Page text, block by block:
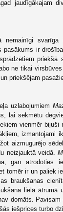
jaudīgākajam
nemainīgi
pasākums ir
priekšā
ne tikai
priekšējam
uzlabojumiem
lai sekmētu
vienmēr
izmantojami
aizmugurējo
neizjauktā veidā.
gan atrodoties
tomēr ir un paliek
braukšanas
lielā
domāts.
iešprices turbo